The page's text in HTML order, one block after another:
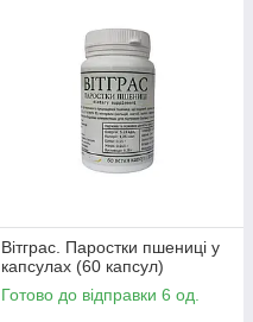
Вітграс. Паростки пшениці у
капсулах (60 капсул)
Готово до відправки 6 од.